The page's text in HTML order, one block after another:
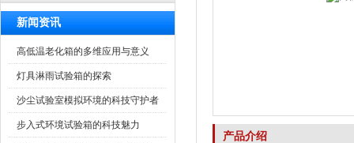
新闻资讯
高低温老化箱的多维应用与意义
灯具淋雨试验箱的探索
沙尘试验室模拟环境的科技守护者
步入式环境试验箱的科技魅力
产品介绍